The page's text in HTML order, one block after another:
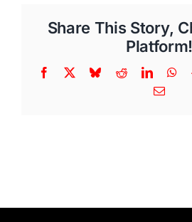
Share This Story,
Platform!
Facebook BlueskyReddit
Email